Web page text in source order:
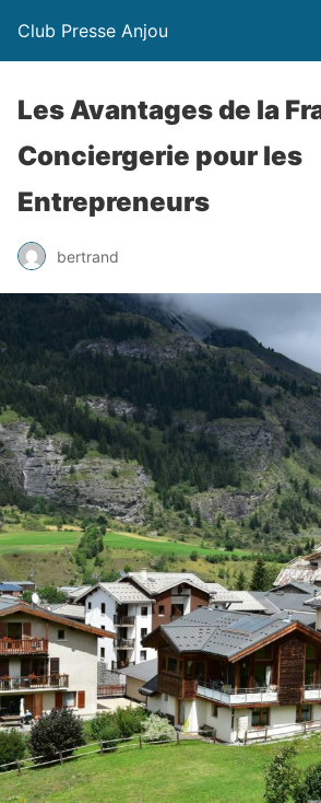
Club Presse Anjou
Les Avantages de la
Conciergerie pour les
Entrepreneurs
bertrand